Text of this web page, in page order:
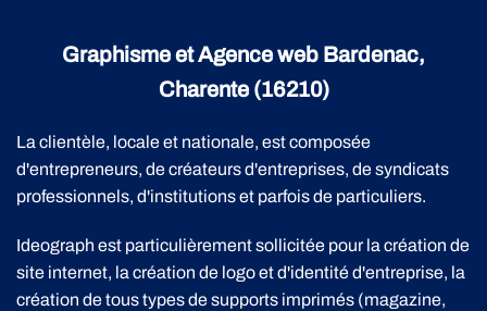
Graphisme et Agence web Bardenac,
Charente (16210)
La clientèle, locale et nationale, est composée
d'entrepreneurs, de créateurs d'entreprises, de syndicats
professionnels, d'institutions et parfois de particuliers.
Ideograph est particulièrement sollicitée pour la création de
site internet, la création de logo et d'identité d'entreprise, la
création de tous types de supports imprimés (magazine,